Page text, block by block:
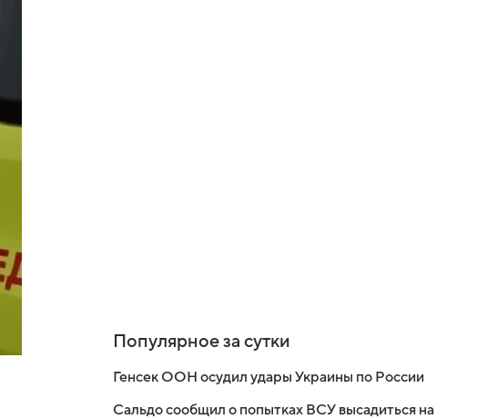
Популярное за сутки
Генсек ООН осудил удары Украины по России
Сальдо сообщил о попытках ВСУ высадиться на